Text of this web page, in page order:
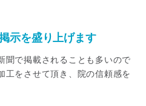
示を盛り上げます
聞で掲載されることも多いので
工をさせて頂き、院の信頼感を